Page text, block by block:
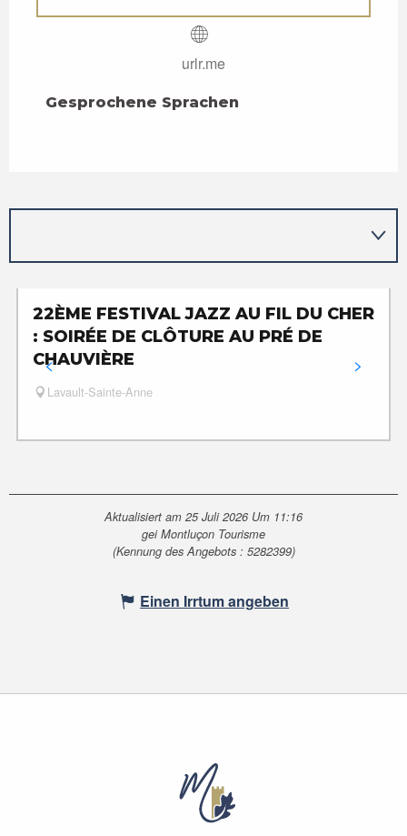
urlr.me
Gesprochene Sprachen
Gesprochene Sprachen
22ÈME FESTIVAL JAZZ AU FIL DU CHER
: SOIRÉE DE CLÔTURE AU PRÉ DE
CHAUVIÈRE
Lavault-Sainte-Anne
Aktualisiert am 25 Juli 2026 Um 11:16
gei Montluçon Tourisme
(Kennung des Angebots : 5282399)
Einen Irrtum angeben